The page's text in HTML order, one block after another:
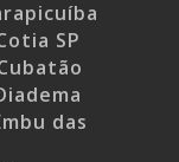
SP
das